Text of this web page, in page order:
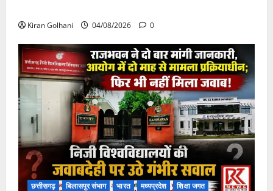
Kiran Golhani 04/08/2026 0
छत्तीसगढ़ बिलासपुर संभाग भारत मध्यप्रदेश शिक्षा जगत